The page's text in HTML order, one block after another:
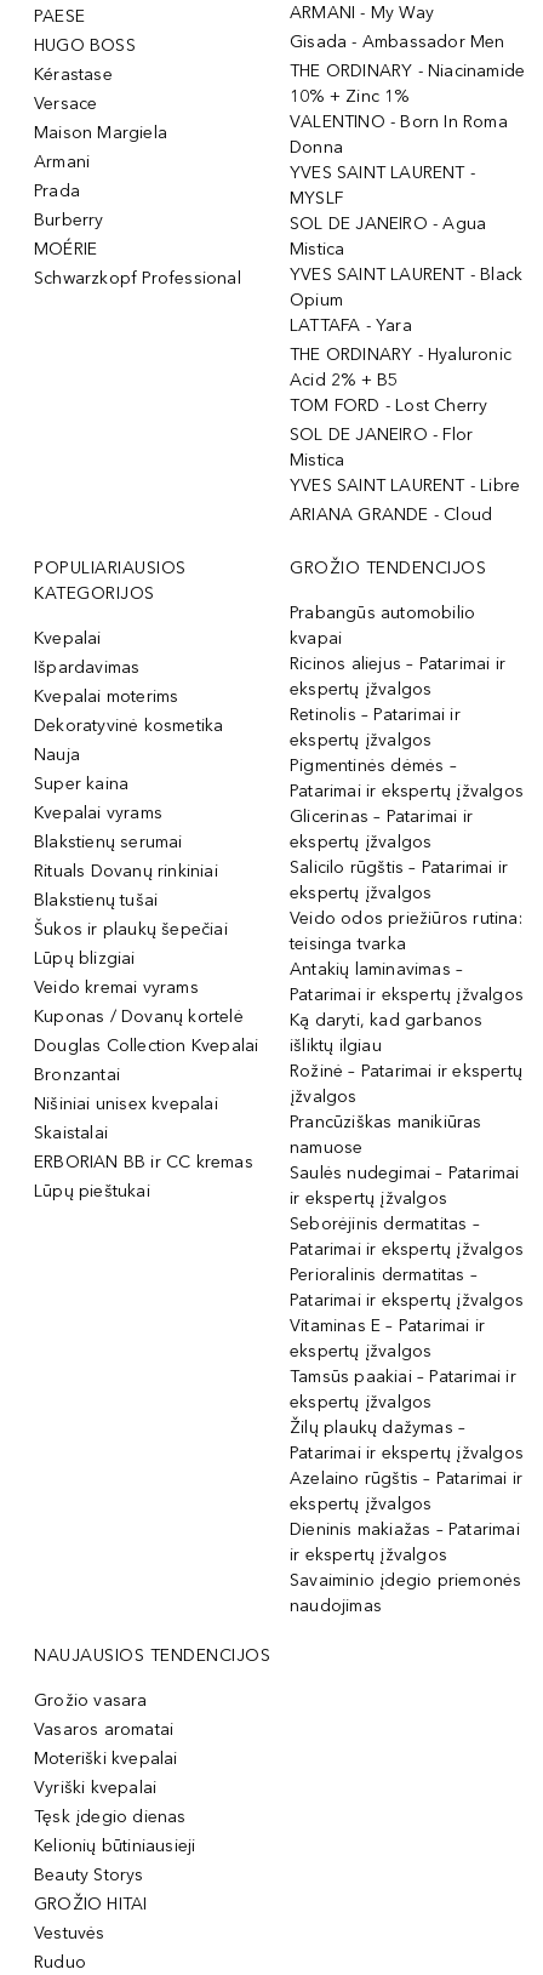
PAESE
HUGO BOSS
Kérastase
Versace
Maison Margiela
Armani
Prada
Burberry
MOÉRIE
Schwarzkopf Professional
ARMANI - My Way
Gisada - Ambassador Men
THE ORDINARY - Niacinamide
10% + Zinc 1%
VALENTINO - Born In Roma
Donna
YVES SAINT LAURENT -
MYSLF
SOL DE JANEIRO - Agua
Mistica
YVES SAINT LAURENT - Black
Opium
LATTAFA - Yara
THE ORDINARY - Hyaluronic
Acid 2% + B5
TOM FORD - Lost Cherry
SOL DE JANEIRO - Flor
Mistica
YVES SAINT LAURENT - Libre
ARIANA GRANDE - Cloud
POPULIARIAUSIOS
KATEGORIJOS
Kvepalai
Išpardavimas
Kvepalai moterims
Dekoratyvinė kosmetika
Nauja
Super kaina
Kvepalai vyrams
Blakstienų serumai
Rituals Dovanų rinkiniai
Blakstienų tušai
Šukos ir plaukų šepečiai
Lūpų blizgiai
Veido kremai vyrams
Kuponas / Dovanų kortelė
Douglas Collection Kvepalai
Bronzantai
Nišiniai unisex kvepalai
Skaistalai
ERBORIAN BB ir CC kremas
Lūpų pieštukai
GROŽIO TENDENCIJOS
Prabangūs automobilio
kvapai
Ricinos aliejus – Patarimai ir
ekspertų įžvalgos
Retinolis – Patarimai ir
ekspertų įžvalgos
Pigmentinės dėmės –
Patarimai ir ekspertų įžvalgos
Glicerinas – Patarimai ir
ekspertų įžvalgos
Salicilo rūgštis – Patarimai ir
ekspertų įžvalgos
Veido odos priežiūros rutina:
teisinga tvarka
Antakių laminavimas –
Patarimai ir ekspertų įžvalgos
Ką daryti, kad garbanos
išliktų ilgiau
Rožinė – Patarimai ir ekspertų
įžvalgos
Prancūziškas manikiūras
namuose
Saulės nudegimai – Patarimai
ir ekspertų įžvalgos
Seborėjinis dermatitas –
Patarimai ir ekspertų įžvalgos
Perioralinis dermatitas –
Patarimai ir ekspertų įžvalgos
Vitaminas E – Patarimai ir
ekspertų įžvalgos
Tamsūs paakiai – Patarimai ir
ekspertų įžvalgos
Žilų plaukų dažymas –
Patarimai ir ekspertų įžvalgos
Azelaino rūgštis – Patarimai ir
ekspertų įžvalgos
Dieninis makiažas – Patarimai
ir ekspertų įžvalgos
Savaiminio įdegio priemonės
naudojimas
NAUJAUSIOS TENDENCIJOS
Grožio vasara
Vasaros aromatai
Moteriški kvepalai
Vyriški kvepalai
Tęsk įdegio dienas
Kelionių būtiniausieji
Beauty Storys
GROŽIO HITAI
Vestuvės
Ruduo